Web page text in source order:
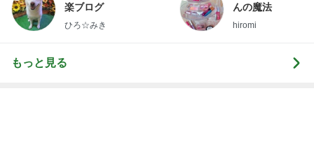
楽ブログ
ひろ☆みき
んの魔法
hiromi
もっと見る